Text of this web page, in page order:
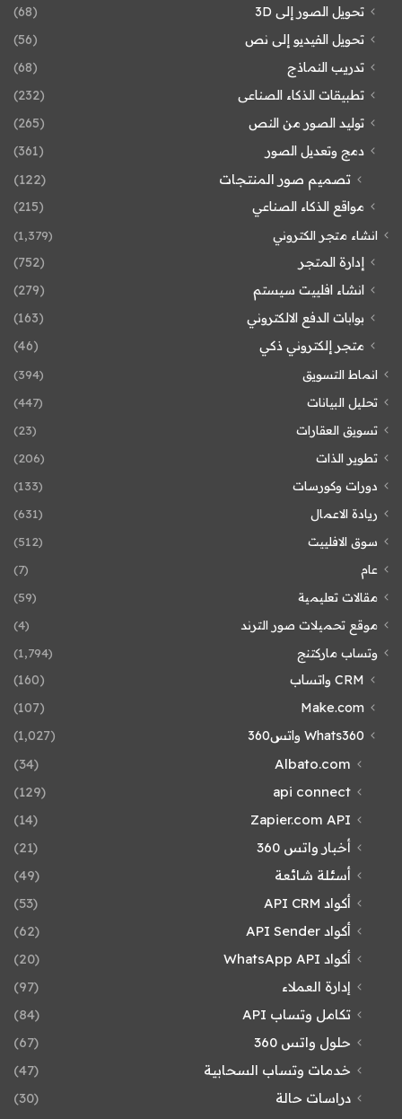
تحويل الصور إلى 3D
(68)
تحويل الفيديو إلى نص
(56)
تدريب النماذج
(68)
تطبيقات الذكاء الصناعى
(232)
توليد الصور من النص
(265)
دمج وتعديل الصور
(361)
تصميم صور المنتجات (122)
مواقع الذكاء الصناعي (215)
انشاء متجر الكتروني (1٬379)
إدارة المتجر
(752)
انشاء افلييت سيستم
(279)
بوابات الدفع الالكتروني
(163)
متجر إلكتروني ذكي
(46)
انماط التسويق
(394)
تحليل البيانات
(447)
تسويق العقارات
(23)
تطوير الذات
(206)
دورات وكورسات
(133)
ريادة الاعمال
(631)
سوق الافلييت
(512)
عام
(7)
مقالات تعليمية
(59)
موقع تحميلات صور الترند
(4)
وتساب ماركتنج
(1٬794)
CRM واتساب
(160)
Make.com
(107)
Whats360 واتس360
(1٬027)
Albato.com
(34)
api connect
(129)
Zapier.com API
(14)
أخبار واتس 360
(21)
أسئلة شائعة
(49)
أكواد API CRM
(53)
أكواد API Sender
(62)
أكواد WhatsApp API
(20)
إدارة العملاء
(97)
تكامل وتساب API
(84)
حلول واتس 360
(67)
خدمات وتساب السحابية
(47)
دراسات حالة
(30)